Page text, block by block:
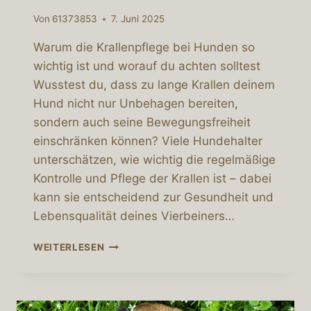
Von 61373853 7. Juni 2025
Warum die Krallenpflege bei Hunden so
wichtig ist und worauf du achten solltest
Wusstest du, dass zu lange Krallen deinem
Hund nicht nur Unbehagen bereiten,
sondern auch seine Bewegungsfreiheit
einschränken können? Viele Hundehalter
unterschätzen, wie wichtig die regelmäßige
Kontrolle und Pflege der Krallen ist – dabei
kann sie entscheidend zur Gesundheit und
Lebensqualität deines Vierbeiners…
WEITERLESEN WARUM
HUNDEN